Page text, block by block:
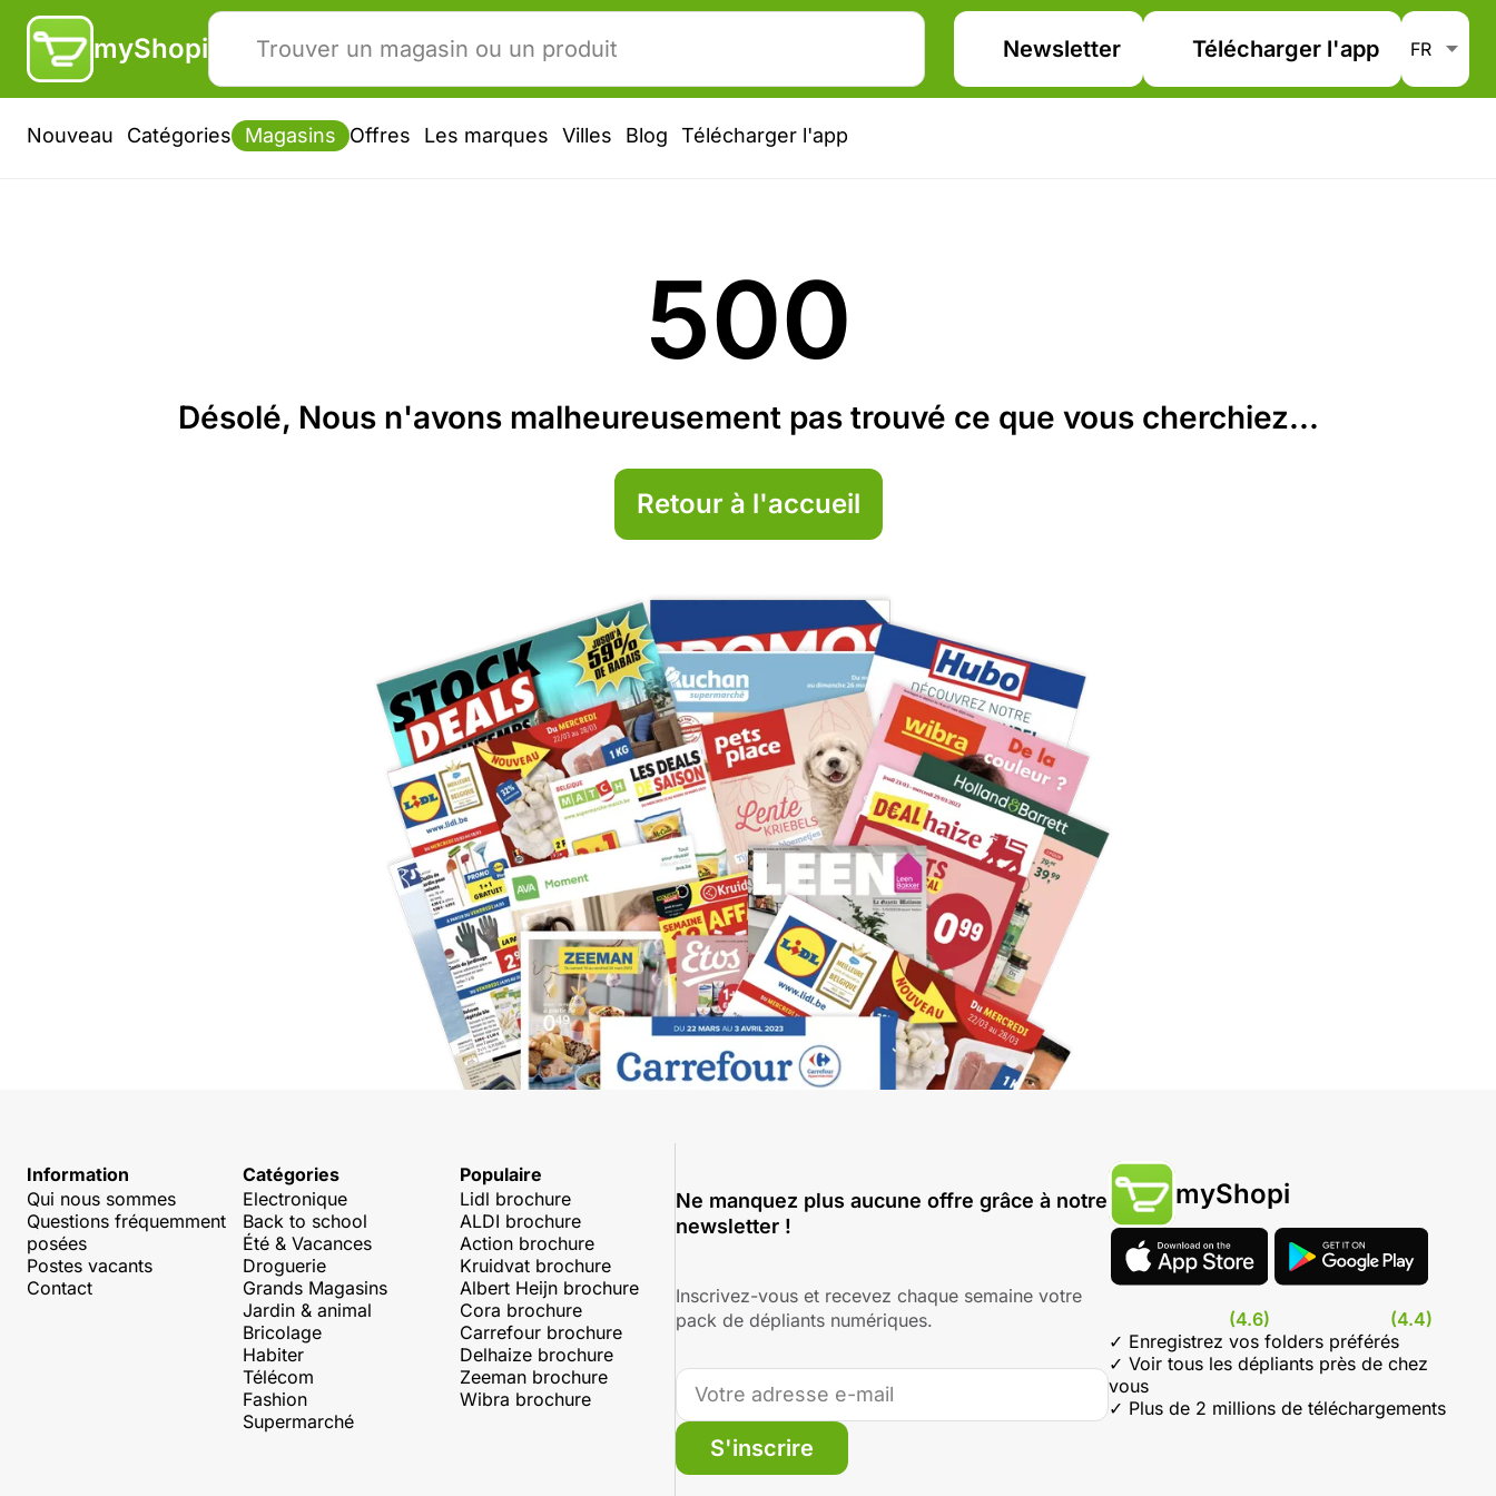
myShopi Newsletter Télécharger l'app
Nouveau Catégories Magasins Offres Les marques Villes Blog Télécharger l'app
500
Désolé, Nous n'avons malheureusement pas trouvé ce que vous cherchiez...
Retour à l'accueil
Information
Qui nous sommes
Questions fréquemment
posées
Postes vacants
Contact
Catégories
Electronique
Back to school
Été & Vacances
Droguerie
Grands Magasins
Jardin & animal
Bricolage
Habiter
Télécom
Fashion
Supermarché
Populaire
Lidl brochure
ALDI brochure
Action brochure
Kruidvat brochure
Albert Heijn brochure
Cora brochure
Carrefour brochure
Delhaize brochure
Zeeman brochure
Wibra brochure
Ne manquez plus aucune offre grâce à notre
newsletter !
Inscrivez-vous et recevez chaque semaine votre
pack de dépliants numériques.
S'inscrire
myShopi
(4.6)
(4.4)
✓ Enregistrez vos folders préférés
✓ Voir tous les dépliants près de chez
vous
✓ Plus de 2 millions de téléchargements